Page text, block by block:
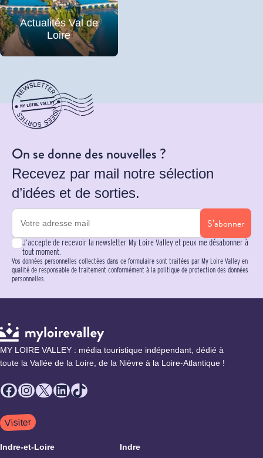
Actualités Val de
Loire
On se donne des nouvelles ?
Recevez par mail notre sélection
d’idées et de sorties.
S’abonner
J’accepte de recevoir la newsletter My Loire Valley et peux me désabonner à
tout moment.
Vos données personnelles collectées dans ce formulaire sont traitées par My Loire Valley en
qualité de responsable de traitement conformément à la politique de protection des données
personnelles.
MY LOIRE VALLEY : média touristique indépendant, dédié à
toute la Vallée de la Loire, de la Nièvre à la Loire-Atlantique !
Facebook
Instagram
X LinkedIn
TikTok
Visiter
Indre-et-Loire
Indre